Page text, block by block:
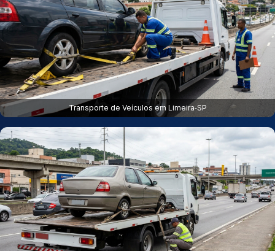
Transporte de Veículos em Limeira‑SP